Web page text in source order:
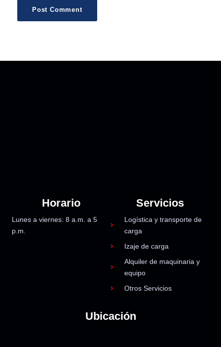
Horario
Lunes a viernes: 8 a.m. a 5
p.m.
Servicios
Logística y transporte de
carga
Izaje de carga
Alquiler de maquinaria y
equipo
Otros Servicios
Ubicación